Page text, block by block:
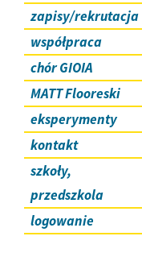
zapisy/rekrutacja
współpraca
chór GIOIA
MATT Flooreski
eksperymenty
kontakt
szkoły,
przedszkola
logowanie